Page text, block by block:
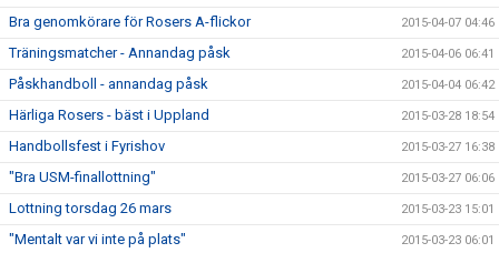
Bra genomkörare för Rosers A-flickor 2015-04-07 04:46
Träningsmatcher - Annandag påsk 2015-04-06 06:41
Påskhandboll - annandag påsk 2015-04-04 06:42
Härliga Rosers - bäst i Uppland 2015-03-28 18:54
Handbollsfest i Fyrishov 2015-03-27 16:38
"Bra USM-finallottning" 2015-03-27 06:06
Lottning torsdag 26 mars 2015-03-23 15:01
"Mentalt var vi inte på plats" 2015-03-23 06:01